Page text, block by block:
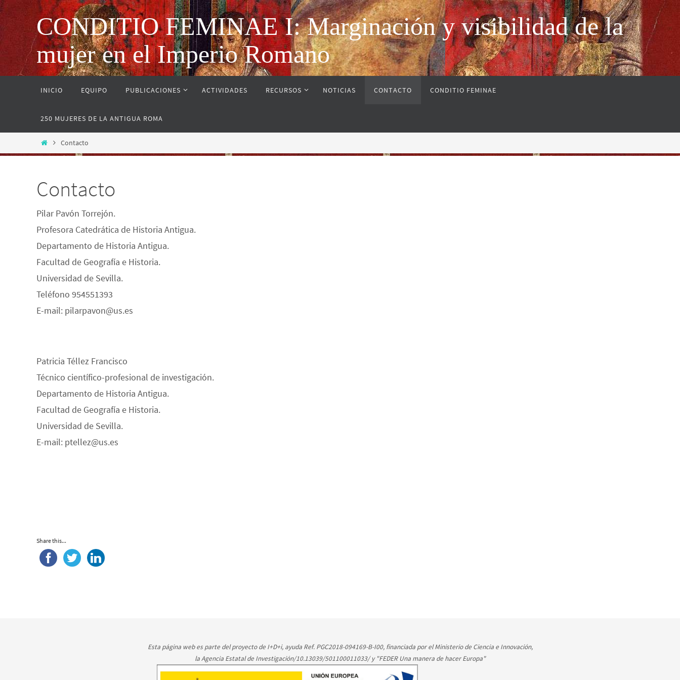
CONDITIO FEMINAE I: Marginación y visibilidad de la
mujer en el Imperio Romano
INICIO EQUIPO PUBLICACIONES ACTIVIDADES RECURSOS NOTICIAS CONTACTO CONDITIO FEMINAE
250 MUJERES DE LA ANTIGUA ROMA
Contacto
Contacto
Pilar Pavón Torrejón.
Profesora Catedrática de Historia Antigua.
Departamento de Historia Antigua.
Facultad de Geografía e Historia.
Universidad de Sevilla.
Teléfono 954551393
E-mail: pilarpavon@us.es
Patricia Téllez Francisco
Técnico científico-profesional de investigación.
Departamento de Historia Antigua.
Facultad de Geografía e Historia.
Universidad de Sevilla.
E-mail: ptellez@us.es
Share this...
Esta página web es parte del proyecto de I+D+i, ayuda Ref. PGC2018-094169-B-I00, financiada por el Ministerio de Ciencia e Innovación,
la Agencia Estatal de Investigación/10.13039/501100011033/ y "FEDER Una manera de hacer Europa"